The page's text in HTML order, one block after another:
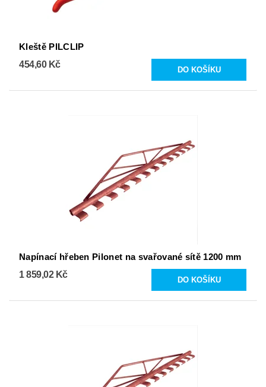
Kleště PILCLIP
454,60 Kč
Napínací hřeben Pilonet na svařované sítě 1200 mm
1 859,02 Kč